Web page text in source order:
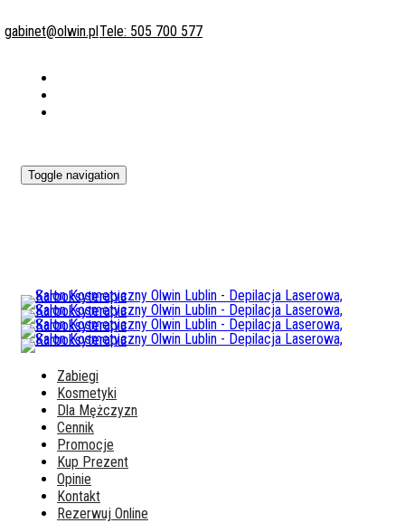
gabinet@olwin.plTele: 505 700 577
Toggle navigation
Zabiegi
Kosmetyki
Dla Mężczyzn
Cennik
Promocje
Kup Prezent
Opinie
Kontakt
Rezerwuj Online